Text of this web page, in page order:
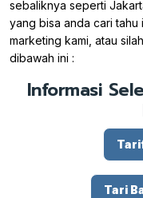
sebaliknya seperti
yang bisa anda cari tahu
marketing kami, atau
dibawah ini :
Informasi
Tari